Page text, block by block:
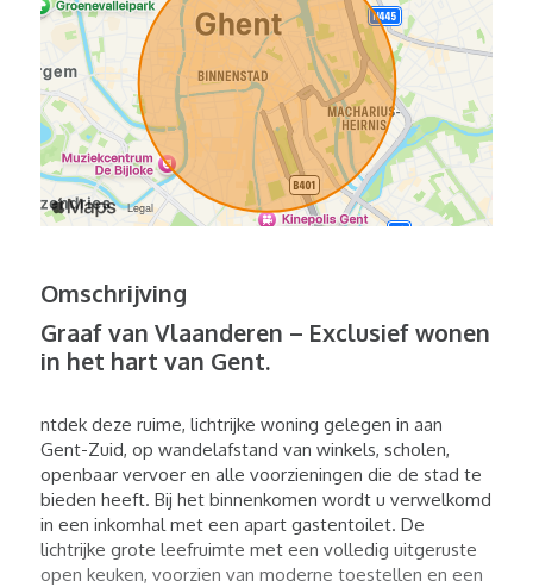
Omschrijving
Graaf van Vlaanderen – Exclusief wonen
in het hart van Gent.
ntdek deze ruime, lichtrijke woning gelegen in aan
Gent-Zuid, op wandelafstand van winkels, scholen,
openbaar vervoer en alle voorzieningen die de stad te
bieden heeft. Bij het binnenkomen wordt u verwelkomd
in een inkomhal met een apart gastentoilet. De
lichtrijke grote leefruimte met een volledig uitgeruste
open keuken, voorzien van moderne toestellen en een